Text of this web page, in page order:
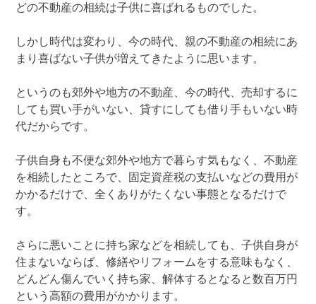
どの不動産の相続は子供に喜ばれるものでした。
しかし時代は変わり、今の時代、親の不動産の相続にあ
まり喜ばない子供が増えてきたように思います。
というのも郊外や地方の不動産、今の時代、売却するに
しても買い手がいない、貸すにしても借り手もいない時
代だからです。
子供自身も不便な郊外や地方で暮らす気もなく、不動産
を相続したところで、固定資産税の支払いなどの費用が
かかるだけで、全くありがたくない事態となるだけで
す。
さらに悪いことに持ち家などを相続しても、子供自身が
住まないならば、修繕やリフォームをする意味もなく、
どんどん傷んでいく持ち家、解体するとなると数百万円
という高額の費用がかかります。